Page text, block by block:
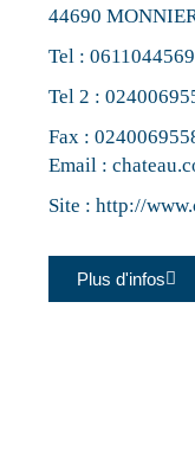
44690
Tel :0611044569
Tel 2 :
Fax :
Email :
Site :http://
Plus d'infos